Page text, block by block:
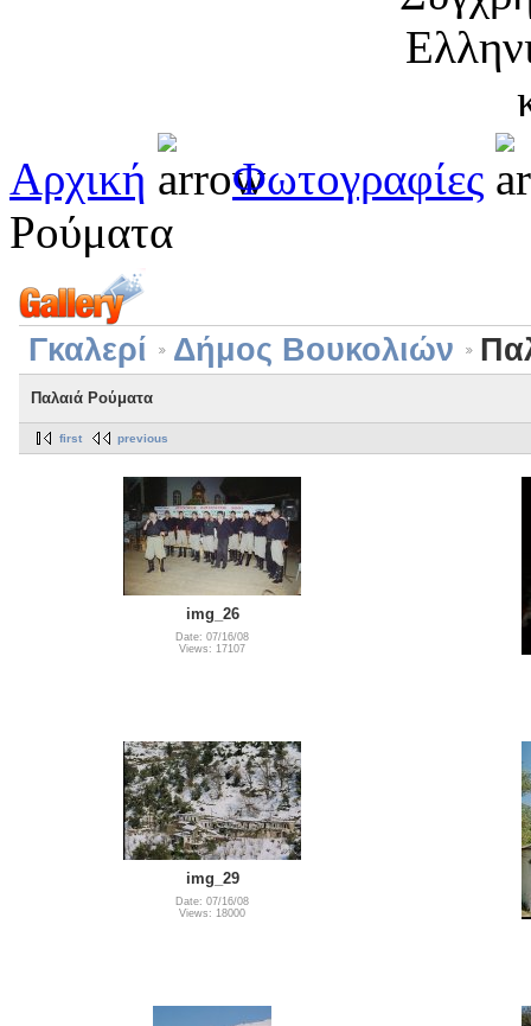
Αρχική
Φωτογραφίες
Ρούματα
Γκαλερί Δήμος Βουκολιών
Παλαιά Ρούματα
first previous
img_26
Date: 07/16/08
Views: 17107
img_29
Date: 07/16/08
Views: 18000